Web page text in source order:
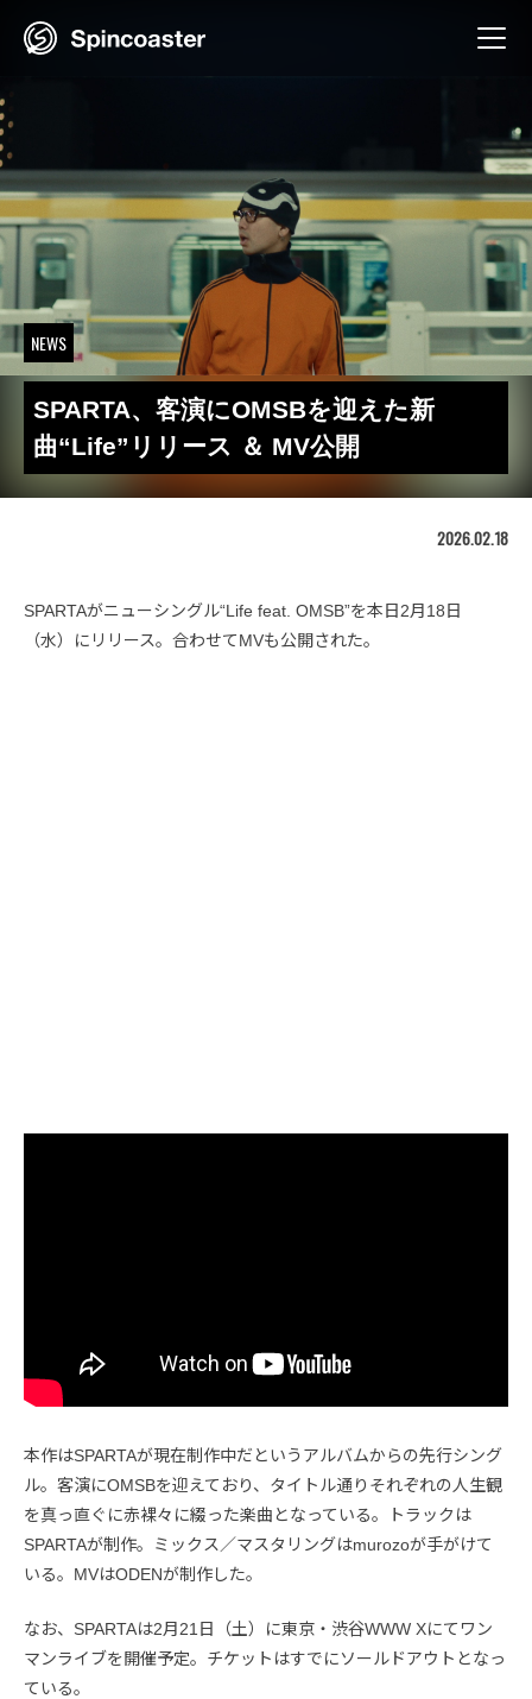
NEWS
SPARTA、客演にOMSBを迎えた新
曲“Life”リリース ＆ MV公開
2026.02.18
SPARTAがニューシングル“Life feat. OMSB”を本日2月18日
（水）にリリース。合わせてMVも公開された。
本作はSPARTAが現在制作中だというアルバムからの先行シング
ル。客演にOMSBを迎えており、タイトル通りそれぞれの人生観
を真っ直ぐに赤裸々に綴った楽曲となっている。トラックは
SPARTAが制作。ミックス／マスタリングはmurozoが手がけて
いる。MVはODENが制作した。
なお、SPARTAは2月21日（土）に東京・渋谷WWW Xにてワン
マンライブを開催予定。チケットはすでにソールドアウトとなっ
ている。